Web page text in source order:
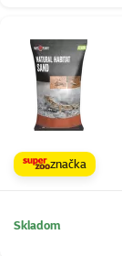
značka
Skladom